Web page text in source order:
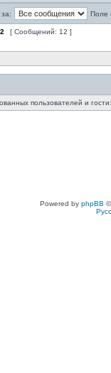
Поле
2 [ Сообщений: 12 ]
пользователей и
Powered by phpBB